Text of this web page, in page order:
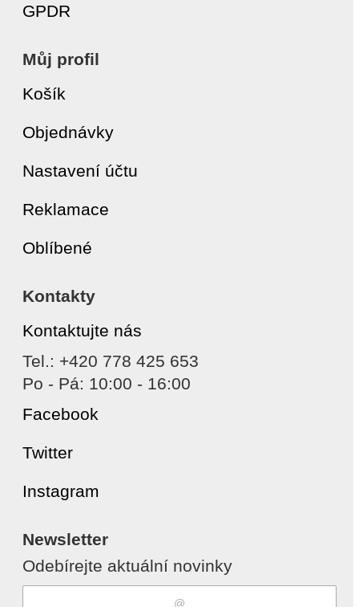
GPDR
Můj profil
Košík
Objednávky
Nastavení účtu
Reklamace
Oblíbené
Kontakty
Kontaktujte nás
Tel.: +420 778 425 653
Po - Pá: 10:00 - 16:00
Facebook
Twitter
Instagram
Newsletter
Odebírejte aktuální novinky